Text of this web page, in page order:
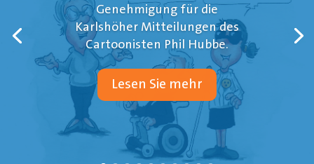
Genehmigung für die
Karlshöher Mitteilungen des
Cartoonisten Phil Hubbe.
Lesen Sie mehr